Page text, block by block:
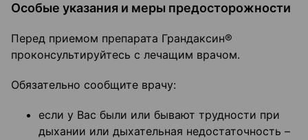
Особые указания и меры предосторожности
Перед приемом препарата Грандаксин®
проконсультируйтесь с лечащим врачом.
Обязательно сообщите врачу:
если у Вас были или бывают трудности при
дыхании или дыхательная недостаточность –